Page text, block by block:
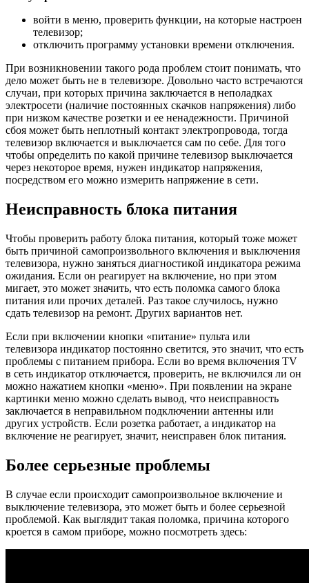
войти в меню, проверить функции, на которые настроен
телевизор;
отключить программу установки времени отключения.
При возникновении такого рода проблем стоит понимать, что
дело может быть не в телевизоре. Довольно часто встречаются
случаи, при которых причина заключается в неполадках
электросети (наличие постоянных скачков напряжения) либо
при низком качестве розетки и ее ненадежности. Причиной
сбоя может быть неплотный контакт электропровода, тогда
телевизор включается и выключается сам по себе. Для того
чтобы определить по какой причине телевизор выключается
через некоторое время, нужен индикатор напряжения,
посредством его можно измерить напряжение в сети.
Неисправность блока питания
Чтобы проверить работу блока питания, который тоже может
быть причиной самопроизвольного включения и выключения
телевизора, нужно заняться диагностикой индикатора режима
ожидания. Если он реагирует на включение, но при этом
мигает, это может значить, что есть поломка самого блока
питания или прочих деталей. Раз такое случилось, нужно
сдать телевизор на ремонт. Других вариантов нет.
Если при включении кнопки «питание» пульта или
телевизора индикатор постоянно светится, это значит, что есть
проблемы с питанием прибора. Если во время включения ТV
в сеть индикатор отключается, проверить, не включился ли он
можно нажатием кнопки «меню». При появлении на экране
картинки меню можно сделать вывод, что неисправность
заключается в неправильном подключении антенны или
других устройств. Если розетка работает, а индикатор на
включение не реагирует, значит, неисправен блок питания.
Более серьезные проблемы
В случае если происходит самопроизвольное включение и
выключение телевизора, это может быть и более серьезной
проблемой. Как выглядит такая поломка, причина которого
кроется в самом приборе, можно посмотреть здесь: